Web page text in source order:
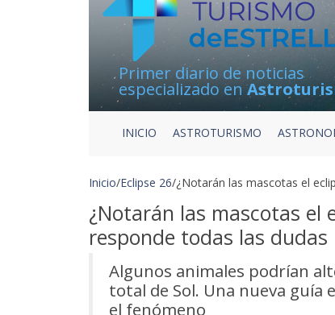
Primer diario de noticias
especializado en
INICIO ASTROTURISMO
Inicio/Eclipse 26/¿Notarán las mascotas el
¿Notarán las mascotas el
responde todas las dudas
Algunos animales podrían
total de Sol. Una nueva guía
el fenómeno